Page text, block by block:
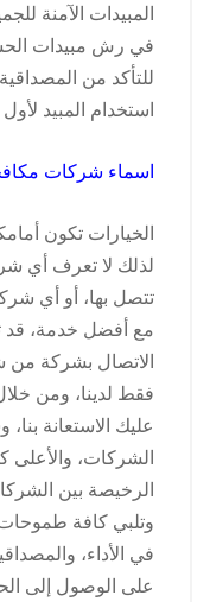
المبيدات الآمنة
في رش مبيدات
للتأكد من
استخدام المبيد
اسماء شركات
الخيارات تكون
لذلك لا تعرف أي
تتصل بها، أو أي
مع أفضل خدمة، قد
الاتصال بشركة
فقط لدينا، ومن
عليك الاستعانة
الشركات، والأعلى
الرخيصة بين
وتلبي كافة طموحات
في الأداء،
على الوصول إلى